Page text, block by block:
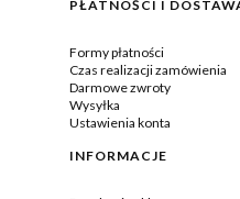
PŁATNOŚCI I
Formy płatności
Czas realizacji zamówienia
Darmowe zwroty
Wysyłka
Ustawienia konta
INFORMACJE